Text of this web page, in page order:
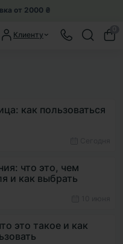
от 2000 ₴
Клиенту
как пользоваться
что это, чем
и как выбрать
это такое и как